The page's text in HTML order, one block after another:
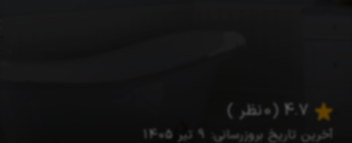
آخرین تاریخ بروزرسانی: 9 تیر 1405
(0 نظر )